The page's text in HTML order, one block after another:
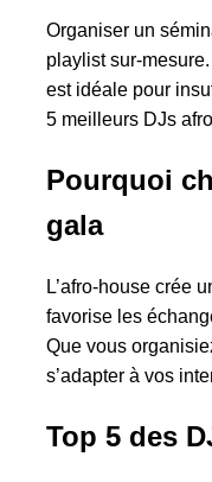
Organiser un
playlist sur-
est idéale pour
5 meilleurs DJs
Pourquoi
gala
L’afro-house crée
favorise les
Que vous
s’adapter à vos
Top 5 des